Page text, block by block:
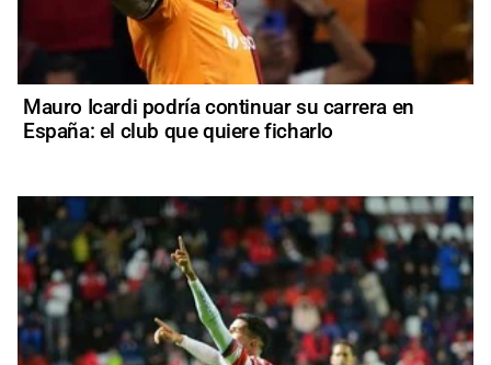
Mauro Icardi podría continuar su carrera en
España: el club que quiere ficharlo